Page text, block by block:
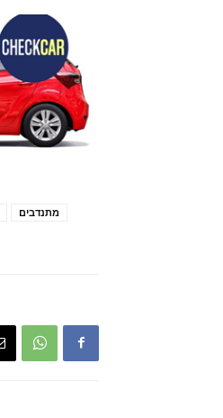
מתנדבים